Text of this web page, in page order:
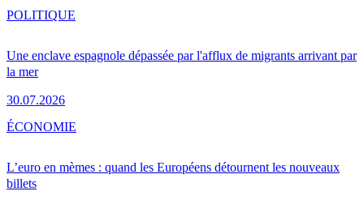
Une enclave espagnole dépassée par l'afflux de migrants arrivant par
la mer
30.07.2026
POLITIQUE
L’euro en mèmes : quand les Européens détournent les nouveaux
billets
ÉCONOMIE